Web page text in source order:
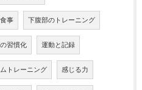
事 下腹部のトレーニング
習慣化 運動と記録
トレーニング 感じる力